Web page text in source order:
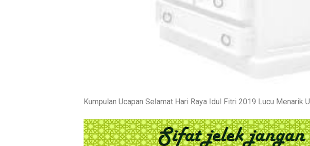
Kumpulan Ucapan Selamat Hari Raya Idul Fitri 2019 Lucu Menarik